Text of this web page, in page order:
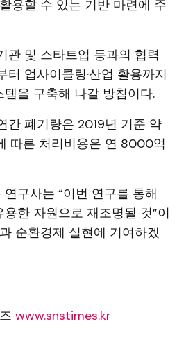
용할 수 있는 기반 마련에 주
관 및 스타트업 등과의 협력
업사이클링·산업 활용까지
을 구축해 나갈 방침이다.
간 폐기량은 2019년 기준 약
따른 처리비용은 연 8000억
구사는 “이번 연구를 통해
한 자원으로 재조명될 것”이
순환경제 실현에 기여하겠
www.snstimes.kr